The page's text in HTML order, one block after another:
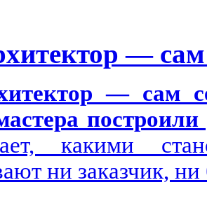
— сам
— сам
построили
какими
ни заказчик,